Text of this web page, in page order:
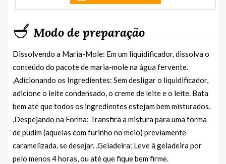
Modo de preparação
Dissolvendo a Maria-Mole: Em um liquidificador, dissolva o
conteúdo do pacote de maria-mole na água fervente.
,Adicionando os Ingredientes: Sem desligar o liquidificador,
adicione o leite condensado, o creme de leite e o leite. Bata
bem até que todos os ingredientes estejam bem misturados.
,Despejando na Forma: Transfira a mistura para uma forma
de pudim (aquelas com furinho no meio) previamente
caramelizada, se desejar. ,Geladeira: Leve à geladeira por
pelo menos 4 horas, ou até que fique bem firme.